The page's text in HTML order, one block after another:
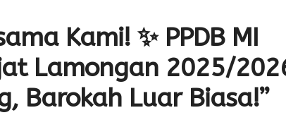
Kami! ✨ PPDB MI
Lamongan 2025/
Barokah Luar Biasa!”